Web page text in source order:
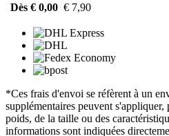
Dès € 0,00 € 7,90
*Ces frais d'envoi se réfèrent à un
supplémentaires peuvent
poids, de la taille ou des
informations sont indiquées